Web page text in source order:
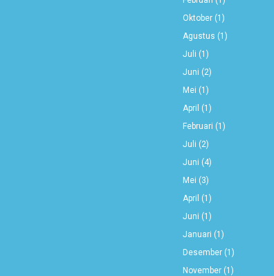
Oktober(1)
Agustus (1)
Juli (1)
Juni (2)
Mei (1)
April (1)
Februari (1)
Juli (2)
Juni (4)
Mei (3)
April (1)
Juni (1)
Januari (1)
Desember(1)
November(1)